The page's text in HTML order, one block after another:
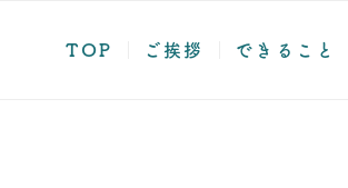
TOP ご挨拶 できること